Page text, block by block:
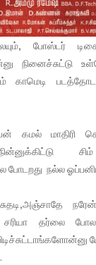
போஸ்டர்
நினைச்சுட்டு
காமெடி
கமல் மாதிரி
போடறது நல்ல
சரியா தர்லை